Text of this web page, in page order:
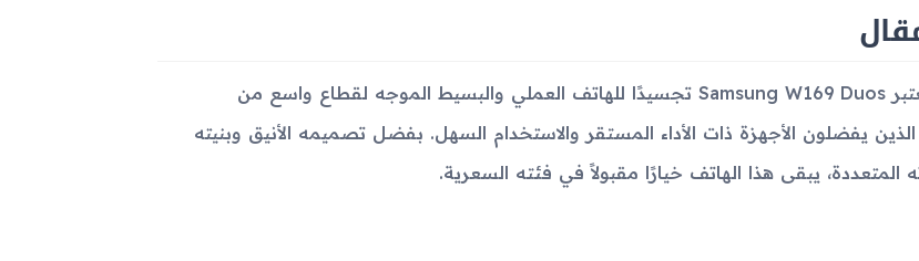
بشكل عام، يعتبر Samsung W169 Duos تجسيدًا للهاتف العملي والبسيط الموجه لقطاع واسع من
يفضلون الأجهزة ذات الأداء المستقر والاستخدام السهل. بفضل تصميمه الأنيق وبنيته
المتعددة، يبقى هذا الهاتف خيارًا مقبولاً في فئته السعرية.